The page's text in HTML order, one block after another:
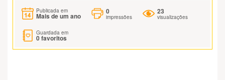
Publicada em
Mais de um ano
0
impressões
23
visualizações
Guardada em
0favoritos